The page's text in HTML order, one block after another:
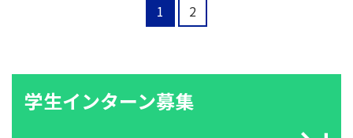
1 2
学生インターン募集